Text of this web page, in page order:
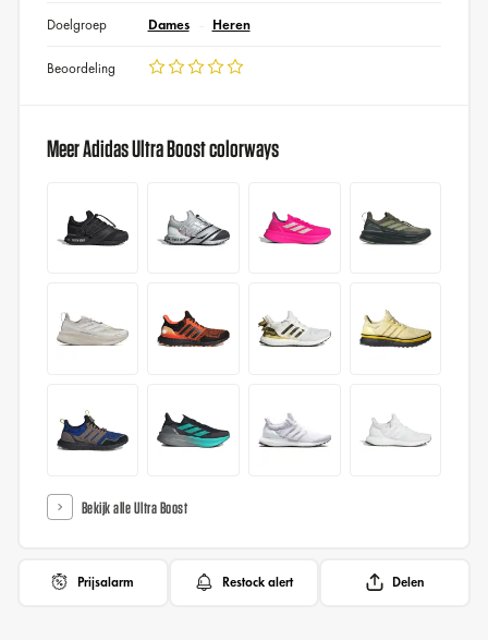
Doelgroep Dames Heren
Beoordeling
Meer Adidas Ultra Boost colorways
Bekijk alle Ultra Boost
Prijsalarm Restock alert Delen